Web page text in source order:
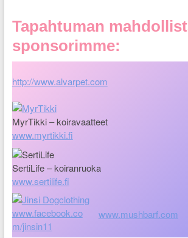
Tapahtuman
sponsorimme:
http://www.alvarpet.com
MyrTikki – koiravaatteet
www.myrtikki.fi
SertiLife – koiranruoka
www.sertilife.fi
www.facebook.co
m/jinsin11
www.mushbarf.com